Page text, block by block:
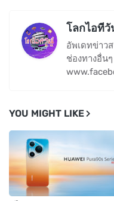
โลกไอที
อัพเดทข่าว
ช่องทางอื่นๆ
YOU MIGHT LIKE